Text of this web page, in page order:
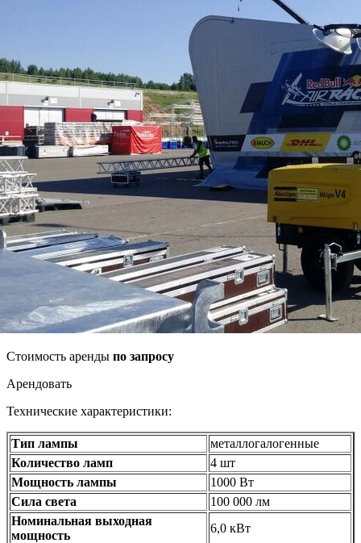
Стоимость аренды по запросу
Арендовать
Технические характеристики:
Тип лампы
металлогалогенные
Количество ламп
4 шт
Мощность лампы
1000 Вт
Сила света
100 000 лм
Номинальная выходная
мощность
6,0 кВт